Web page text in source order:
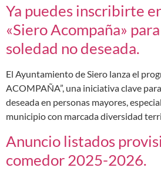
Ya puedes inscribirte
«Siero Acompaña»
soledad no deseada.
El Ayuntamiento de Siero lanza el
ACOMPAÑA”, una iniciativa clave
deseada en personas mayores,
municipio con marcada diversidad
Anuncio listados
comedor 2025-2026.